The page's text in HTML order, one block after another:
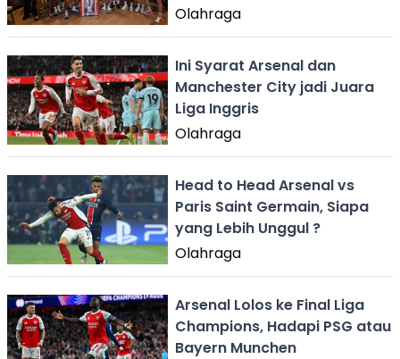
Olahraga
Ini Syarat Arsenal dan
Manchester City jadi Juara
Liga Inggris
Olahraga
Head to Head Arsenal vs
Paris Saint Germain, Siapa
yang Lebih Unggul ?
Olahraga
Arsenal Lolos ke Final Liga
Champions, Hadapi PSG atau
Bayern Munchen